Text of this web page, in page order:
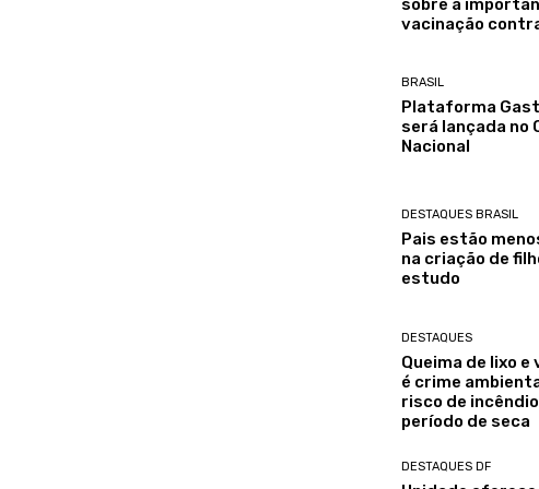
sobre a
vacinação
BRASIL
Plataforma
será lançada no
Nacional
DESTAQUES BRASIL
Pais estão
na criação de
estudo
DESTAQUES
Queima de lixo
é crime
risco de
período de seca
DESTAQUES DF